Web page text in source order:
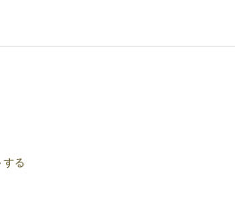
する